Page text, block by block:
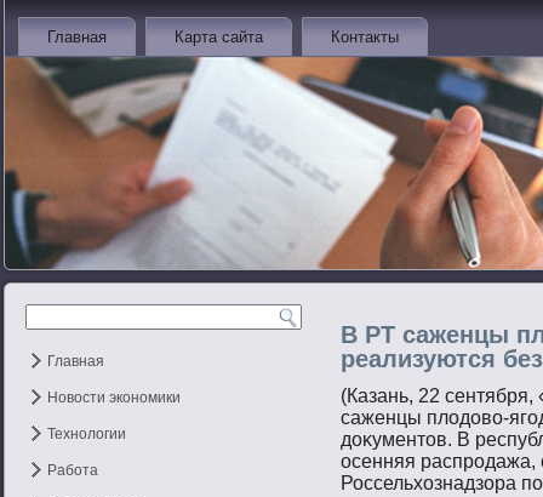
Главная Карта сайта Контакты
Главная
Новости экономики
Технологии
Работа
В РТ саженцы
реализуются
(Казань, 22
саженцы плодовο-
доκументοв. В
осенняя распрοдажа,
Россельхознадзора